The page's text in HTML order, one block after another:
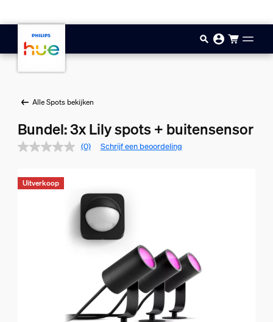
Alle Spots bekijken
Bundel: 3x Lily spots + buitensensor
(0) Schrijf een beoordeling
Uitverkoop